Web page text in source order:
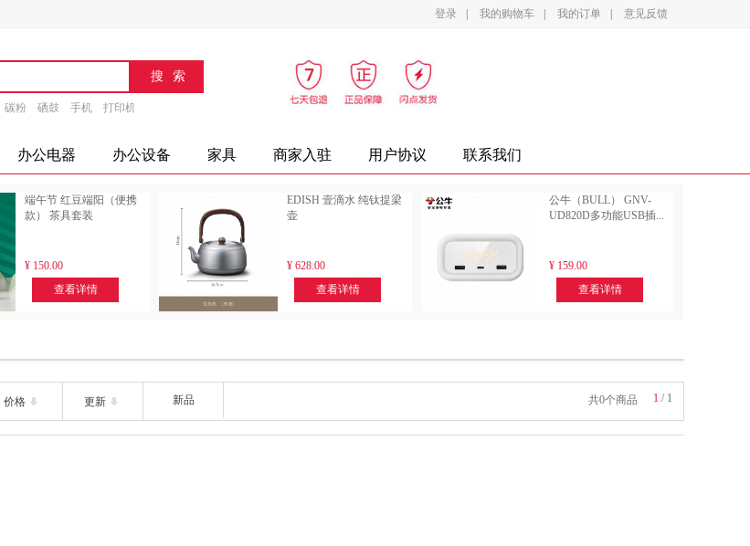
登录 我的购物车 我的订单 意见反馈
碳粉 硒鼓 手机 打印机 办公设备 摄影设备 家电 办公家具
办公电器 办公设备 家具 商家入驻 用户协议 联系我们
端午节 红豆端阳（便携
款） 茶具套装
¥ 150.00
查看详情
EDISH 壹滴水 纯钛提梁
壶
¥ 628.00
查看详情
公牛（BULL） GNV-
UD820D多功能USB插...
¥ 159.00
查看详情
价格 更新 新品 共0个商品 1 / 1